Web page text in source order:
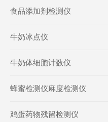
食品添加剂检测仪
牛奶冰点仪
牛奶体细胞计数仪
蜂蜜检测仪麻度检测仪
鸡蛋药物残留检测仪